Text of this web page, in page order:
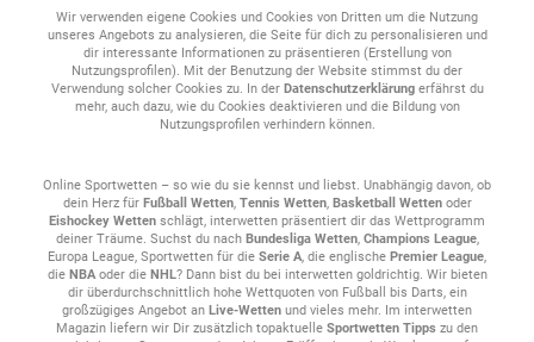
Lieblingsvereins verfolgen und jederzeit handeln. So muss keine
Chance auf eine gewonnene Wette ausgelassen werden.
Aber auch abseits des Rasens gibt es bei uns jede Menge
passiert ständig etwas, das sich direkt in eine Wette verwandeln
lässt, egal ob Satzgewinne, Breaks oder Tiebreaks. Neben den
großen Grand-Slam-Turnieren findest du bei uns auch Quoten zur
ATP 1000 Serie, zur ATP Tour 500 und dazu exklusive
Spezialwetten.
Wir verwenden eigene Cookies und Cookies von Dritten um die Nutzung
unseres Angebots zu analysieren, die Seite für dich zu personalisieren und
dir interessante Informationen zu präsentieren (Erstellung von
Nutzungsprofilen). Mit der Benutzung der Website stimmst du der
Verwendung solcher Cookies zu. In der Datenschutzerklärungerfährst du
mehr, auch dazu, wie du Cookies deaktivieren und die Bildung von
Nutzungsprofilen verhindern können.
Online Sportwetten – so wie du sie kennst und liebst. Unabhängig davon, ob
dein Herz für Fußball Wetten, Tennis Wetten, Basketball Wettenoder
Eishockey Wetten schlägt, interwetten präsentiert dir das Wettprogramm
deiner Träume. Suchst du nach Bundesliga Wetten, Champions League,
Europa League, Sportwetten für die Serie A, die englische Premier League,
die NBAoder die NHL? Dann bist du bei interwetten goldrichtig. Wir bieten
dir überdurchschnittlich hohe Wettquoten von Fußball bis Darts, ein
großzügiges Angebot an Live-Wetten und vieles mehr. Im interwetten
Magazin liefern wir Dir zusätzlich topaktuelle Sportwetten Tipps zu den